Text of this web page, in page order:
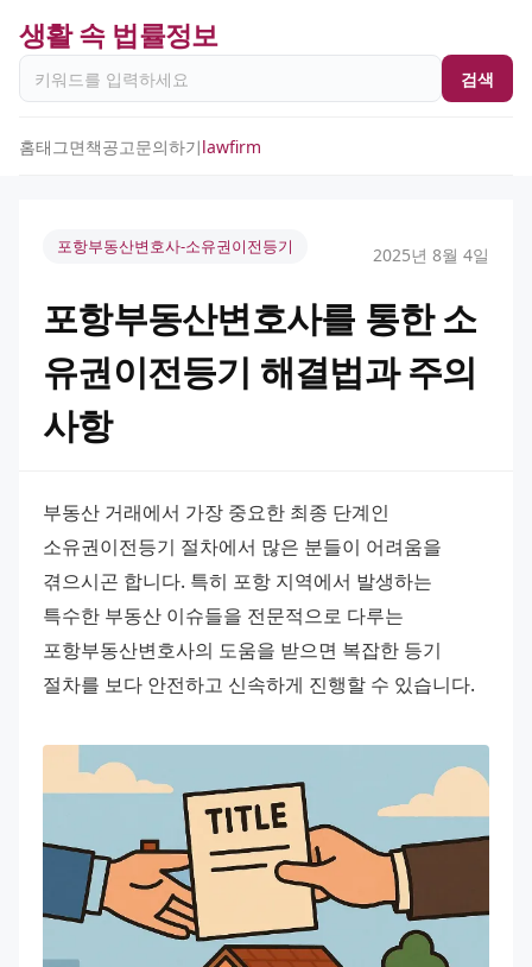
생활 속 법률정보
검색
홈태그면책공고문의하기lawfirm
포항부동산변호사-소유권이전등기 2025년 8월 4일
포항부동산변호사를 통한 소
유권이전등기 해결법과 주의
사항
부동산 거래에서 가장 중요한 최종 단계인
소유권이전등기 절차에서 많은 분들이 어려움을
겪으시곤 합니다. 특히 포항 지역에서 발생하는
특수한 부동산 이슈들을 전문적으로 다루는
포항부동산변호사의 도움을 받으면 복잡한 등기
절차를 보다 안전하고 신속하게 진행할 수 있습니다.